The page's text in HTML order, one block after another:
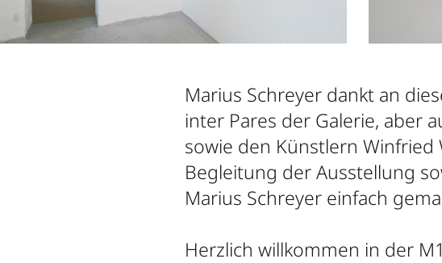
Marius Schreyer dankt an
inter Pares der Galerie, aber
sowie den Künstlern
Begleitung der Ausstellung
Marius Schreyer einfach
Herzlich willkommen in der